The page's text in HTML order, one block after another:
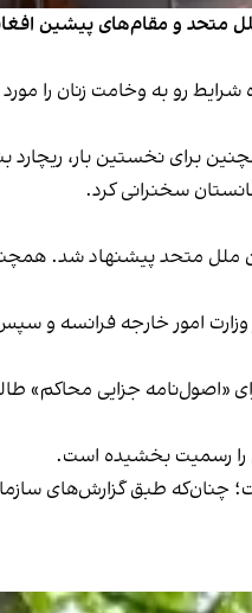
متحد و مقام‌های پیشین
به‌ویژه شرایط رو به وخامت زنان را
برای نخستین بار، ریچارد
سخنرانی کرد.
ملل متحد پیشنهاد شد.
کودکان افغانستان» و «جنبش گفت‌وگوی صلح افغانستان» سازماندهی شده است، فردا پنج‌شنبه، ۷ می، در وزارت امور خارجه
«اصول‌نامه جزایی محاکم»
چنان‌که طبق گزارش‌های